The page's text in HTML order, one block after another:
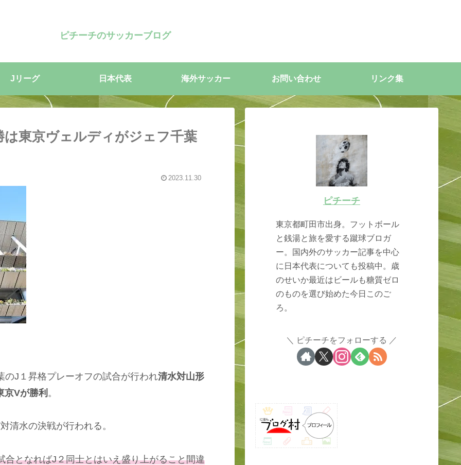
ピチーチのサッカーブログ
Jリーグ 日本代表 海外サッカー お問い合わせ リンク集
東京ヴェルディがジェフ千葉
2023.11.30
J１昇格プレーオフの試合が行われ清水対山形
京Vが勝利 。
清水の決戦が行われる。
となればJ２同士とはいえ盛り上がること間違
ピチーチ
東京都町田市出身。フットボール
と銭湯と旅を愛する蹴球ブロガ
ー。国内外のサッカー記事を中心
に日本代表についても投稿中。歳
のせいか最近はビールも糖質ゼロ
のものを選び始めた今日このご
ろ。
ピチーチをフォローする